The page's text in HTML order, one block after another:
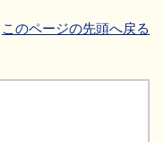
このページの先頭へ戻る